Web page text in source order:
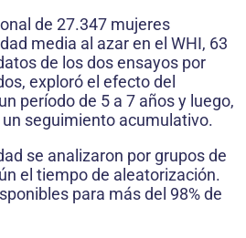
de 27.347 mujeres
media al azar en el WHI, 63
de los dos ensayos por
exploró el efecto del
período de 5 a 7 años y luego,
seguimiento acumulativo.
se analizaron por grupos de
el tiempo de aleatorización.
para más del 98% de